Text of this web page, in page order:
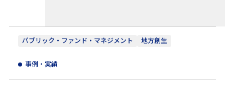
パブリック・ファンド・マネジメント 地方創生
事例・実績